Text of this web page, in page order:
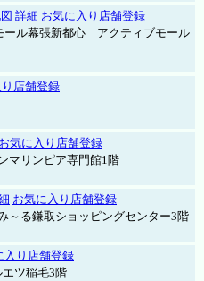
詳細 お気に入り店舗登録
ール幕張新都心 アクティブモール
店舗登録
お気に入り店舗登録
マリンピア専門館1階
お気に入り店舗登録
～る鎌取ショッピングセンター3階
入り店舗登録
ツ稲毛3階